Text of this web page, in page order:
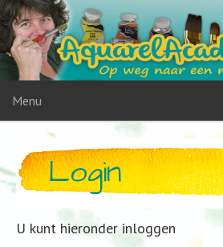
Menu
Login
U kunt hieronder inloggen